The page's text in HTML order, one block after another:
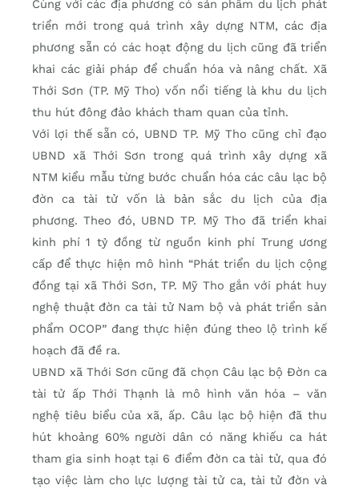
Cùng với các địa phương có sản phẩm du lịch phát
triển mới trong quá trình xây dựng NTM, các địa
phương sẵn có các hoạt động du lịch cũng đã triển
khai các giải pháp để chuẩn hóa và nâng chất. Xã
Thới Sơn (TP. Mỹ Tho) vốn nổi tiếng là khu du lịch
thu hút đông đảo khách tham quan của tỉnh.
Với lợi thế sẵn có, UBND TP. Mỹ Tho cũng chỉ đạo
UBND xã Thới Sơn trong quá trình xây dựng xã
NTM kiểu mẫu từng bước chuẩn hóa các câu lạc bộ
đờn ca tài tử vốn là bản sắc du lịch của địa
phương. Theo đó, UBND TP. Mỹ Tho đã triển khai
kinh phí 1 tỷ đồng từ nguồn kinh phí Trung ương
cấp để thực hiện mô hình “Phát triển du lịch cộng
đồng tại xã Thới Sơn, TP. Mỹ Tho gắn với phát huy
nghệ thuật đờn ca tài tử Nam bộ và phát triển sản
phẩm OCOP” đang thực hiện đúng theo lộ trình kế
hoạch đã đề ra.
UBND xã Thới Sơn cũng đã chọn Câu lạc bộ Đờn ca
tài tử ấp Thới Thạnh là mô hình văn hóa – văn
nghệ tiêu biểu của xã, ấp. Câu lạc bộ hiện đã thu
hút khoảng 60% người dân có năng khiếu ca hát
tham gia sinh hoạt tại 6 điểm đờn ca tài tử, qua đó
tạo việc làm cho lực lượng tài tử ca, tài tử đờn và